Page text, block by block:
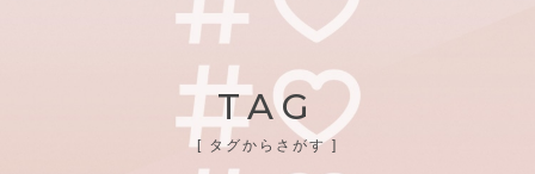
TAG
[ タグからさがす ]